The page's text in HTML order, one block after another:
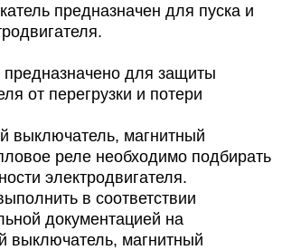
предназначен для пуска и
для защиты
от перегрузки и потери
выключатель, магнитный
реле необходимо подбирать
электродвигателя.
в соответствии
документацией на
выключатель, магнитный